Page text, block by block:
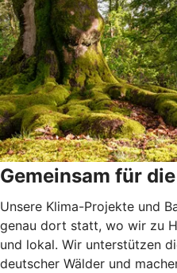
Gemeinsam für
Unsere Klima-Projekte und
genau dort statt, wo wir zu
und lokal. Wir unterstützen
deutscher Wälder und